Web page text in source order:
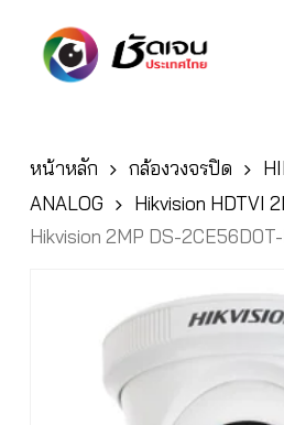
หน้าหลัก กล้องวงจรปิด
ANALOG
Hikvision HDTVI
Hikvision 2MP DS-